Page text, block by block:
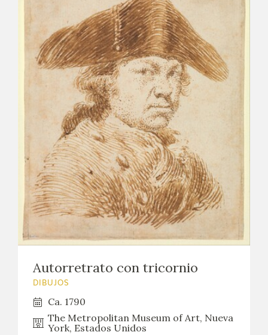
Autorretrato con tricornio
DIBUJOS
Ca. 1790
The Metropolitan Museum of Art, Nueva
York, Estados Unidos